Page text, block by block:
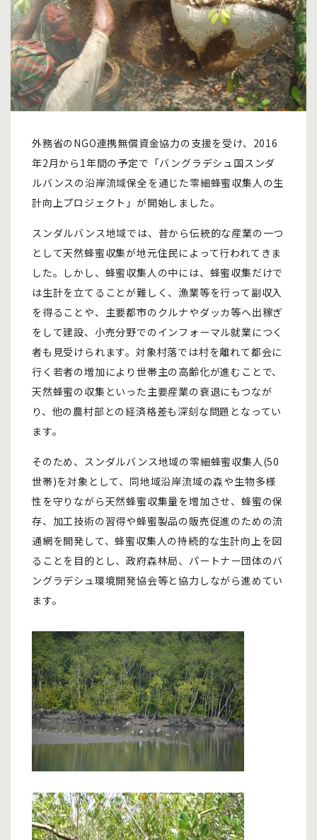
外務省のNGO連携無償資金協力の支援を受け、2016
年2月から1年間の予定で「バングラデシュ国スンダ
ルバンスの沿岸流域保全を通じた零細蜂蜜収集人の生
計向上プロジェクト」が開始しました。
スンダルバンス地域では、昔から伝統的な産業の一つ
として天然蜂蜜収集が地元住民によって行われてきま
した。しかし、蜂蜜収集人の中には、蜂蜜収集だけで
は生計を立てることが難しく、漁業等を行って副収入
を得ることや、主要都市のクルナやダッカ等へ出稼ぎ
をして建設、小売分野でのインフォーマル就業につく
者も見受けられます。対象村落では村を離れて都会に
行く若者の増加により世帯主の高齢化が進むことで、
天然蜂蜜の収集といった主要産業の衰退にもつなが
り、他の農村部との経済格差も深刻な問題となってい
ます。
そのため、スンダルバンス地域の零細蜂蜜収集人(50
世帯)を対象として、同地域沿岸流域の森や生物多様
性を守りながら天然蜂蜜収集量を増加させ、蜂蜜の保
存、加工技術の習得や蜂蜜製品の販売促進のための流
通網を開発して、蜂蜜収集人の持続的な生計向上を図
ることを目的とし、政府森林局、パートナー団体のバ
ングラデシュ環境開発協会等と協力しながら進めてい
ます。